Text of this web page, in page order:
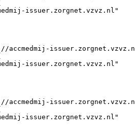
issuer.zorgnet.vzvz.nl"
accmedmij-
issuer.zorgnet.vzvz.nl"
accmedmij-
issuer.zorgnet.vzvz.nl"